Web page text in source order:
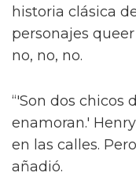
historia clásica
personajes
no, no, no.
“'Son dos chicos
enamoran.'
en las calles.
añadió.